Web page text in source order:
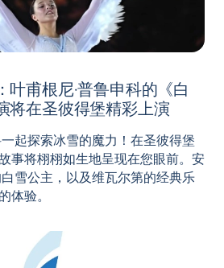
叶甫根尼·普鲁申科的《白
将在圣彼得堡精彩上演
起探索冰雪的魔力！在圣彼得堡
事将栩栩如生地呈现在您眼前。安
雪公主，以及维瓦尔第的经典乐
体验。